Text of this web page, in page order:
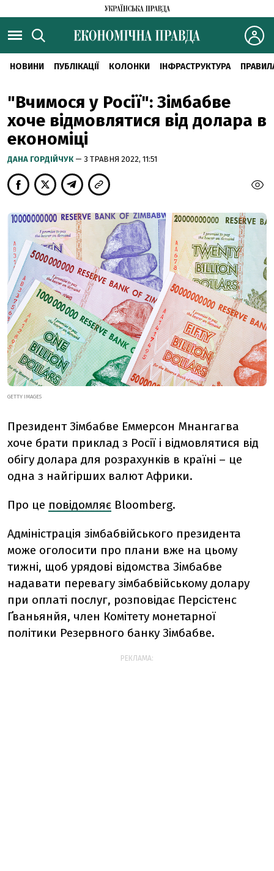
НОВИНИ ПУБЛІКАЦІЇ КОЛОНКИ ІНФРАСТРУКТУРА
"Вчимося у Росії": Зімбабве
хоче відмовлятися від долара в
економіці
ДАНА ГОРДІЙЧУК — 3 ТРАВНЯ 2022, 11:51
GETTY IMAGES
Президент Зімбабве Еммерсон Мнангагва
хоче брати приклад з Росії і відмовлятися від
обігу долара для розрахунків в країні – це
одна з найгірших валют Африки.
Про це повідомляє Bloomberg.
Адміністрація зімбабвійського президента
може оголосити про плани вже на цьому
тижні, щоб урядові відомства Зімбабве
надавати перевагу зімбабвійському долару
при оплаті послуг, розповідає Персістенс
Ґваньянйя, член Комітету монетарної
політики Резервного банку Зімбабве.
РЕКЛАМА: